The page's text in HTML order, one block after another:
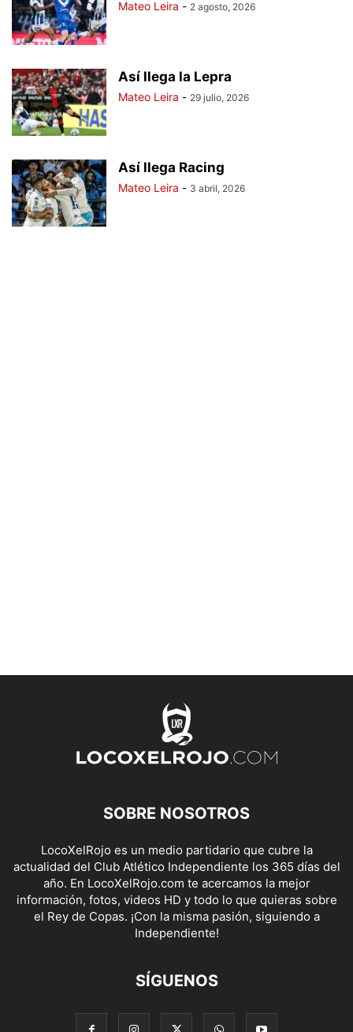
Mateo Leira - 2 agosto, 2026
Así llega la Lepra
Mateo Leira - 29 julio, 2026
Así llega Racing
Mateo Leira - 3 abril, 2026
SOBRE NOSOTROS
LocoXelRojo es un medio partidario que cubre la
actualidad del Club Atlético Independiente los 365 días del
año. En LocoXelRojo.com te acercamos la mejor
información, fotos, videos HD y todo lo que quieras sobre
el Rey de Copas. ¡Con la misma pasión, siguiendo a
Independiente!
SÍGUENOS